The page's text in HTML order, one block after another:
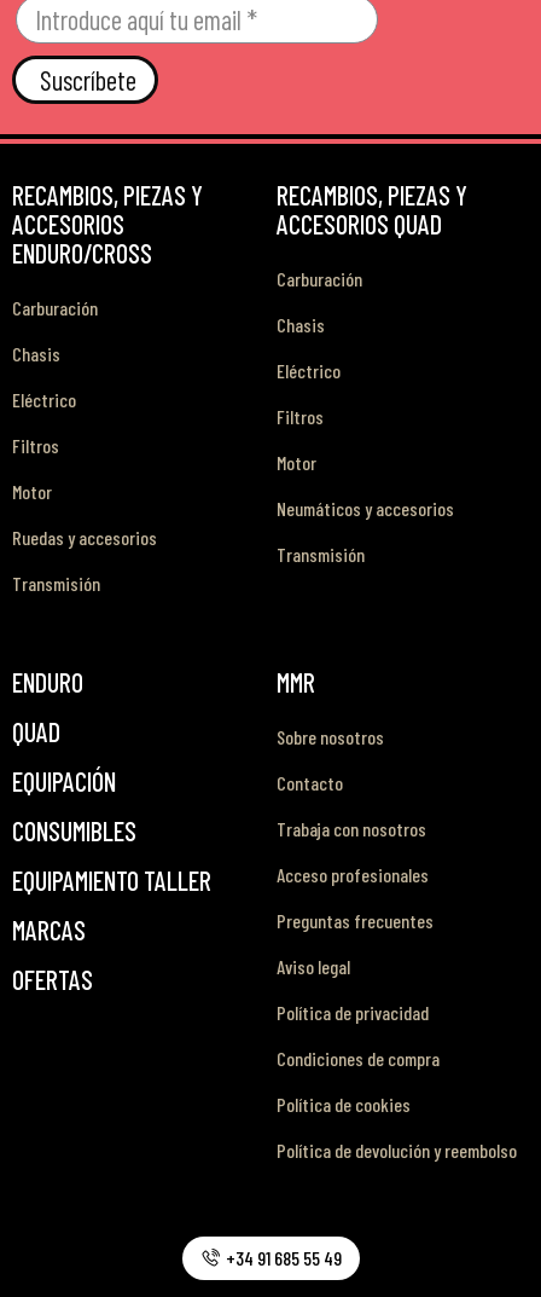
Suscríbete
RECAMBIOS, PIEZAS Y
ACCESORIOS
ENDURO/CROSS
Carburación
Chasis
Eléctrico
Filtros
Motor
Ruedas y accesorios
Transmisión
RECAMBIOS, PIEZAS Y
ACCESORIOS QUAD
Carburación
Chasis
Eléctrico
Filtros
Motor
Neumáticos y accesorios
Transmisión
ENDURO
QUAD
EQUIPACIÓN
CONSUMIBLES
EQUIPAMIENTO TALLER
MARCAS
OFERTAS
MMR
Sobre nosotros
Contacto
Trabaja con nosotros
Acceso profesionales
Preguntas frecuentes
Aviso legal
Política de privacidad
Condiciones de compra
Política de cookies
Política de devolución y reembolso
+34 91 685 55 49